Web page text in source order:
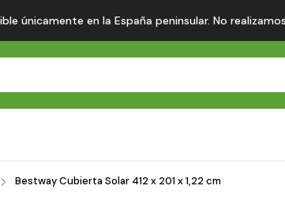
únicamente en la España peninsular. No
Bestway Cubierta Solar 412 x 201 x 1,22 cm